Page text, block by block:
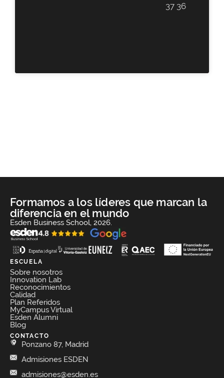
37 36
Formamos a los líderes que marcan la
diferencia en el mundo
Esden Business School, 2026.
ESCUELA
Sobre nosotros
Innovation Lab
Reconocimientos
Calidad
Plan Referidos
MyCampus Virtual
Esden Alumni
Blog
CONTACTO
Ponzano 87, Madrid
Admisiones ESDEN
admisiones@esden.es